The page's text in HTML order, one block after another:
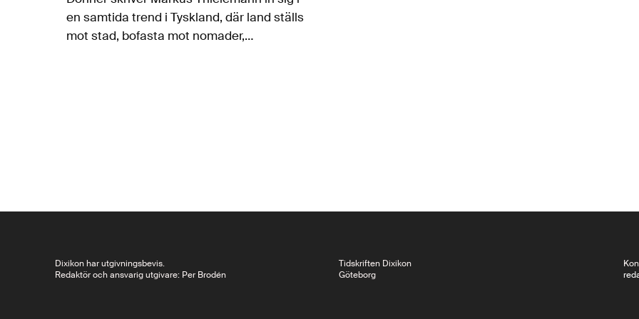
en samtida trend i Tyskland, där land ställs
mot stad, bofasta mot nomader,
Dixikon har utgivningsbevis.
Redaktör och ansvarig utgivare: Per Brodén
Tidskriften Dixikon
Göteborg